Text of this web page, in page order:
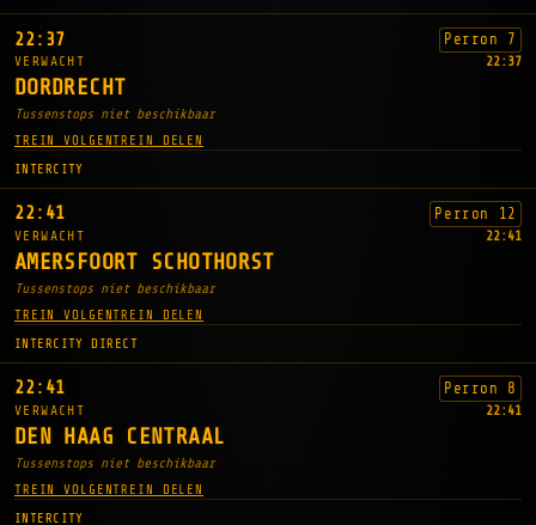
22:37 Perron 7
VERWACHT 22:37
DORDRECHT
Tussenstops niet beschikbaar
TREIN VOLGENTREIN DELEN
INTERCITY
22:41 Perron 12
VERWACHT 22:41
AMERSFOORT SCHOTHORST
Tussenstops niet beschikbaar
TREIN VOLGENTREIN DELEN
INTERCITY DIRECT
22:41 Perron 8
VERWACHT 22:41
DEN HAAG CENTRAAL
Tussenstops niet beschikbaar
TREIN VOLGENTREIN DELEN
INTERCITY